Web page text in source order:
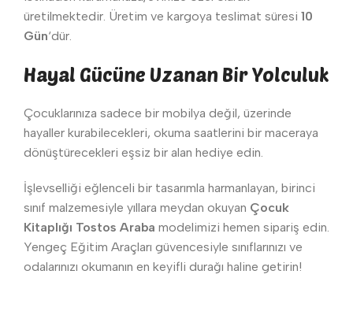
üretilmektedir. Üretim ve kargoya teslimat süresi 10
Gün‘dür.
Hayal Gücüne Uzanan Bir Yolculuk
Çocuklarınıza sadece bir mobilya değil, üzerinde
hayaller kurabilecekleri, okuma saatlerini bir maceraya
dönüştürecekleri eşsiz bir alan hediye edin.
İşlevselliği eğlenceli bir tasarımla harmanlayan, birinci
sınıf malzemesiyle yıllara meydan okuyan Çocuk
Kitaplığı Tostos Araba modelimizi hemen sipariş edin.
Yengeç Eğitim Araçları güvencesiyle sınıflarınızı ve
odalarınızı okumanın en keyifli durağı haline getirin!